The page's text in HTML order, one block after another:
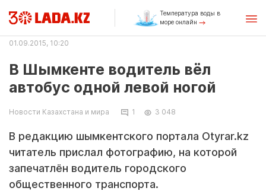
Температура воды в
море онлайн
01.09.2015, 10:20
В Шымкенте водитель вёл
автобус одной левой ногой
Новости Казахстана и мира 1 3 048
В редакцию шымкентского портала Otyrar.kz
читатель прислал фотографию, на которой
запечатлён водитель городского
общественного транспорта.